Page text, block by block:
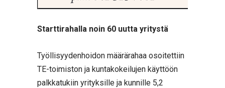
Starttirahalla noin 60 uutta yritystä
Työllisyydenhoidon määrärahaa osoitettiin
TE-toimiston ja kuntakokeilujen käyttöön
palkkatukiin yrityksille ja kunnille 5,2